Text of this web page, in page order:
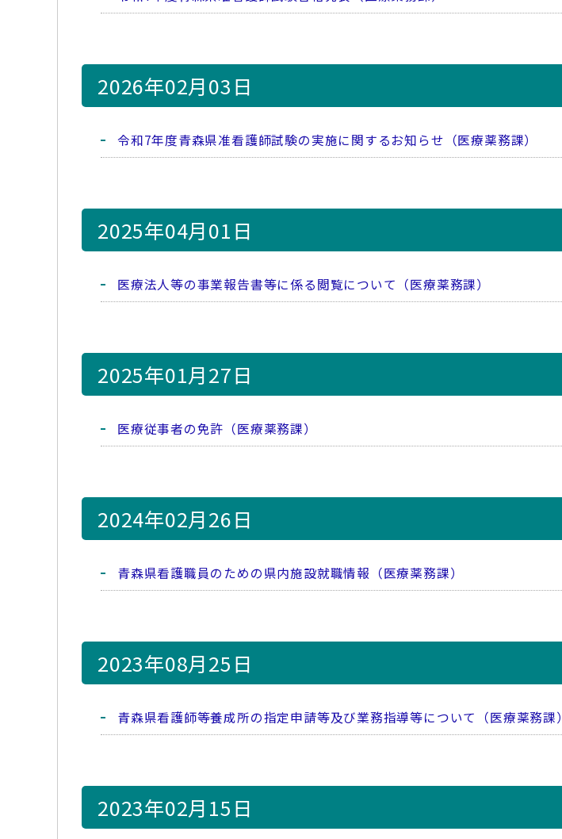
2026年02月03日
令和7年度青森県准看護師試験の実施に関するお知らせ（医療薬務課）
2025年04月01日
医療法人等の事業報告書等に係る閲覧について（医療薬務課）
2025年01月27日
医療従事者の免許（医療薬務課）
2024年02月26日
青森県看護職員のための県内施設就職情報（医療薬務課）
2023年08月25日
青森県看護師等養成所の指定申請等及び業務指導等について（医療薬務課）
2023年02月15日